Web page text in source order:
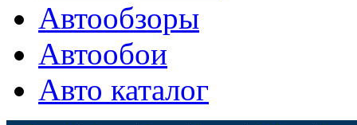
Автообзоры
Автообои
Авто каталог